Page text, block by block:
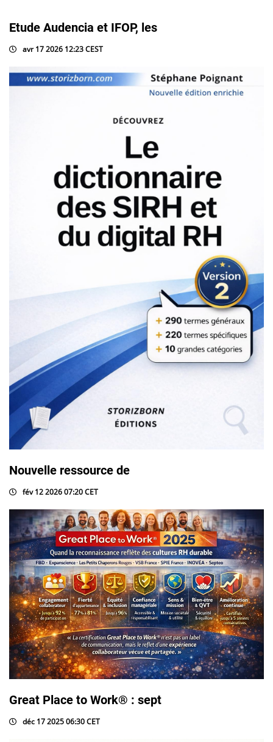
Etude Audencia et IFOP, les
avr 17 2026 12:23 CEST
Nouvelle ressource de
fév 12 2026 07:20 CET
Great Place to Work® : sept
déc 17 2025 06:30 CET